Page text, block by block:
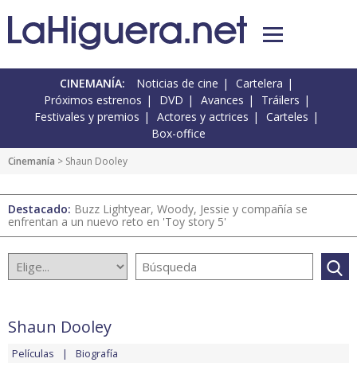
CINEMANÍA: Noticias de cine
Cartelera
Próximos estrenos
DVD Avances
Tráilers
Festivales y premios
Actores y actrices
Carteles
Box-office
Cinemanía > Shaun Dooley
Destacado: Buzz Lightyear, Woody, Jessie y compañía se
enfrentan a un nuevo reto en 'Toy story 5'
Shaun Dooley
Películas Biografía